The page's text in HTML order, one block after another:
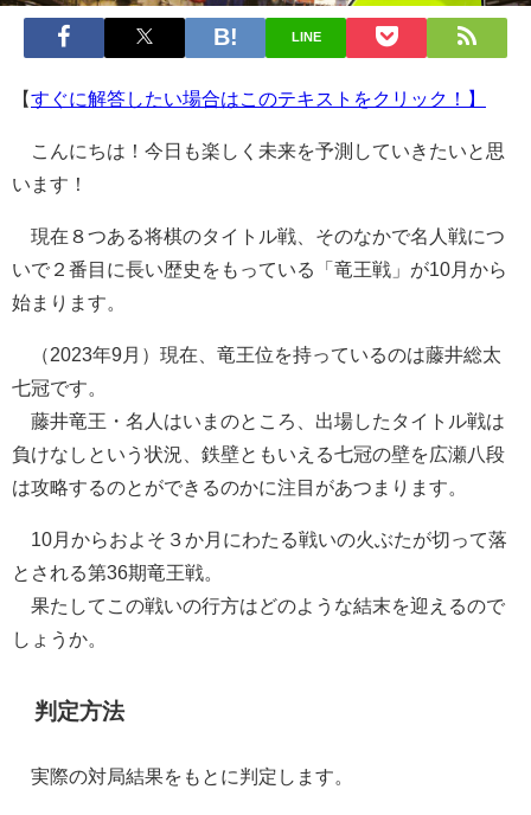
LINE
【すぐに解答したい場合はこのテキストをクリック！】
こんにちは！今日も楽しく未来を予測していきたいと思
います！
現在８つある将棋のタイトル戦、そのなかで名人戦につ
いで２番目に長い歴史をもっている「竜王戦」が10月から
始まります。
（2023年9月）現在、竜王位を持っているのは藤井総太
七冠です。
藤井竜王・名人はいまのところ、出場したタイトル戦は
負けなしという状況、鉄壁ともいえる七冠の壁を広瀬八段
は攻略するのとができるのかに注目があつまります。
10月からおよそ３か月にわたる戦いの火ぶたが切って落
とされる第36期竜王戦。
果たしてこの戦いの行方はどのような結末を迎えるので
しょうか。
判定方法
実際の対局結果をもとに判定します。